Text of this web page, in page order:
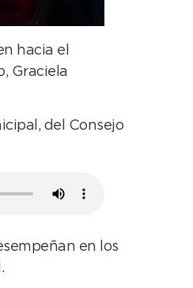
hacia el
Graciela
del Consejo
en los